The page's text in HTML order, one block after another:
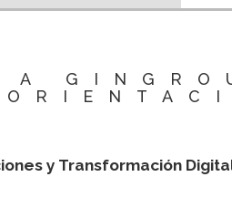
A
y Transformación